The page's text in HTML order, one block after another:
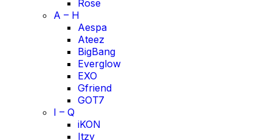
Rose
A – H
Aespa
Ateez
BigBang
Everglow
EXO
Gfriend
GOT7
I – Q
iKON
Itzy